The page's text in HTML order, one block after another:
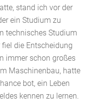
stand ich vor der
ein Studium zu
technisches Studium
die Entscheidung
immer schon großes
Maschinenbau, hatte
bot, ein Leben
kennen zu lernen.